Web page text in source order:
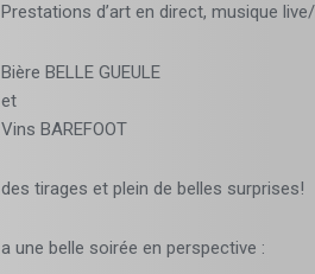
Prestations d’art en direct, musique
Bière BELLE GUEULE
et
Vins BAREFOOT
des tirages et plein de belles surprises!
a une belle soirée en perspective :